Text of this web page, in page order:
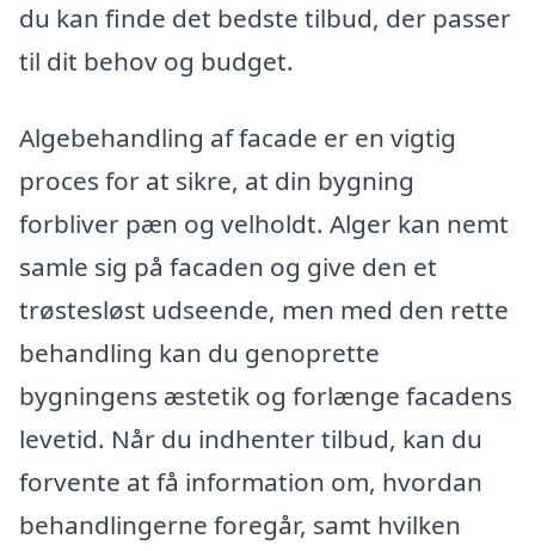
du kan finde det bedste tilbud, der passer
til dit behov og budget.
Algebehandling af facade er en vigtig
proces for at sikre, at din bygning
forbliver pæn og velholdt. Alger kan nemt
samle sig på facaden og give den et
trøstesløst udseende, men med den rette
behandling kan du genoprette
bygningens æstetik og forlænge facadens
levetid. Når du indhenter tilbud, kan du
forvente at få information om, hvordan
behandlingerne foregår, samt hvilken